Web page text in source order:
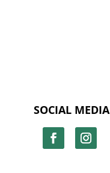
SOCIAL MEDIA